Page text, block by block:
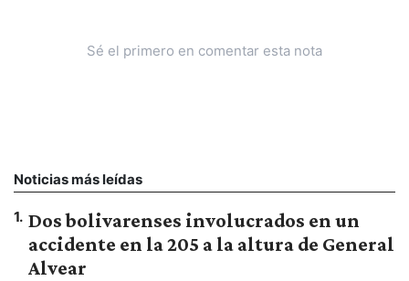
Sé el primero en comentar esta nota
Noticias más leídas
1. Dos bolivarenses involucrados en un
accidente en la 205 a la altura de General
Alvear